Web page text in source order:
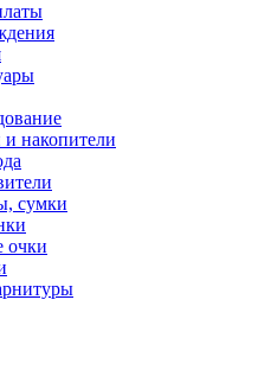
накопители
сумки
очки